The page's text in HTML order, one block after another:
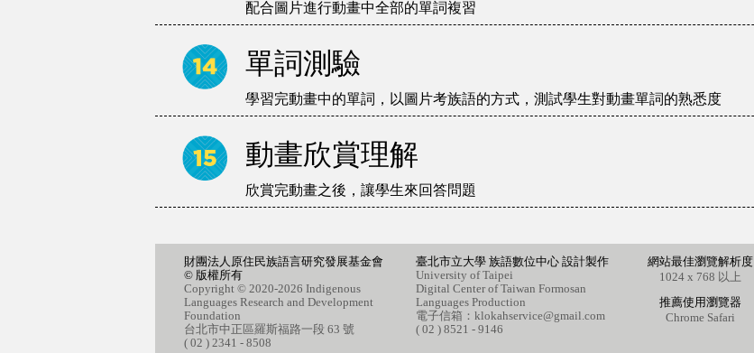
配合圖片進行動畫中全部的單詞複習
單詞測驗
學習完動畫中的單詞，以圖片考族語的方式，測試學生對動畫單詞的熟悉度
動畫欣賞理解
欣賞完動畫之後，讓學生來回答問題
財團法人原住民族語言研究發展基金會
© 版權所有
Copyright © 2020-2026 Indigenous
Languages Research and Development
Foundation
台北市中正區羅斯福路一段 63 號
( 02 ) 2341 - 8508
臺北市立大學 族語數位中心 設計製作
University of Taipei
Digital Center of Taiwan Formosan
Languages Production
電子信箱： klokahservice@gmail.com
( 02 ) 8521 - 9146
網站最佳瀏覽解析度
1024 x 768 以上
推薦使用瀏覽器
Chrome Safari